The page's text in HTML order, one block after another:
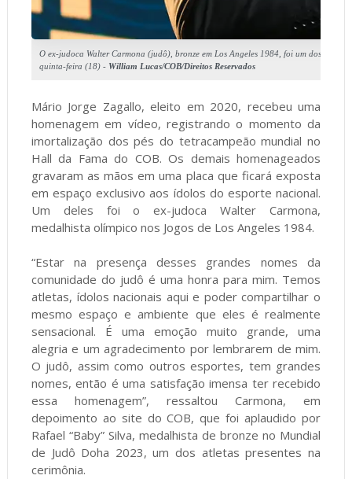
O ex-judoca Walter Carmona (judô), bronze em Los Angeles 1984, foi um dos
quinta-feira (18) - William Lucas/COB/Direitos Reservados
Mário Jorge Zagallo, eleito em 2020, recebeu uma
homenagem em vídeo, registrando o momento da
imortalização dos pés do tetracampeão mundial no
Hall da Fama do COB. Os demais homenageados
gravaram as mãos em uma placa que ficará exposta
em espaço exclusivo aos ídolos do esporte nacional.
Um deles foi o ex-judoca Walter Carmona,
medalhista olímpico nos Jogos de Los Angeles 1984.
“Estar na presença desses grandes nomes da
comunidade do judô é uma honra para mim. Temos
atletas, ídolos nacionais aqui e poder compartilhar o
mesmo espaço e ambiente que eles é realmente
sensacional. É uma emoção muito grande, uma
alegria e um agradecimento por lembrarem de mim.
O judô, assim como outros esportes, tem grandes
nomes, então é uma satisfação imensa ter recebido
essa homenagem”, ressaltou Carmona, em
depoimento ao site do COB, que foi aplaudido por
Rafael “Baby” Silva, medalhista de bronze no Mundial
de Judô Doha 2023, um dos atletas presentes na
cerimônia.